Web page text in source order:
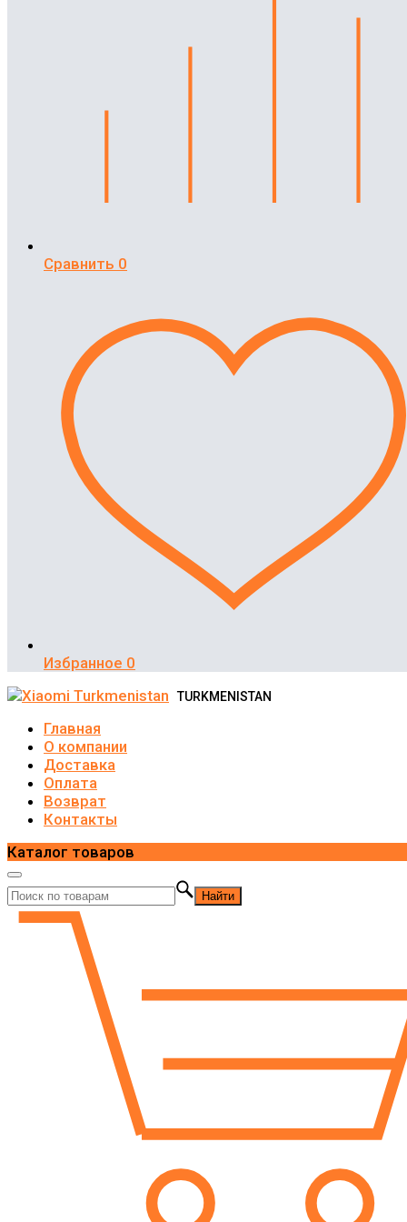
Сравнить 0
Избранное 0
TURKMENISTAN
Главная
О компании
Доставка
Оплата
Возврат
Контакты
Каталог товаров
Найти